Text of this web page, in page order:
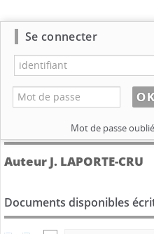
Catalogue
du
Nouvelle recherche
Détail de l'auteur
Auteur J. LAPORTE-CRU
Documents disponibles
Se connecter
Mot de passe